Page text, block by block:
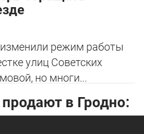
режим работы
улиц Советских
но многи...
в Гродно: